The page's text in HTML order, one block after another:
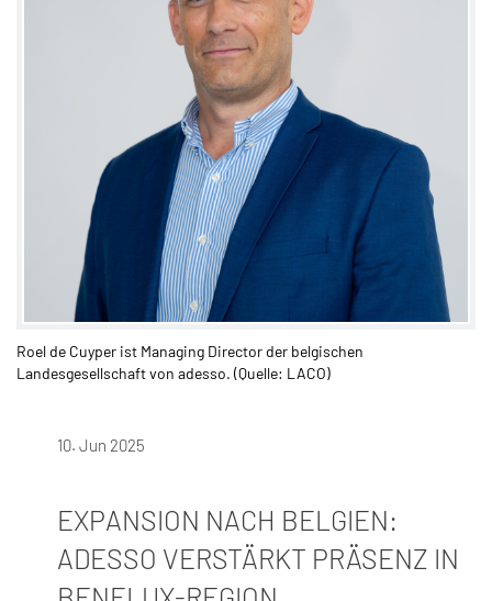
Roel de Cuyper ist Managing Director der belgischen
Landesgesellschaft von adesso. (Quelle: LACO)
10. Jun 2025
EXPANSION NACH BELGIEN:
ADESSO VERSTÄRKT PRÄSENZ IN